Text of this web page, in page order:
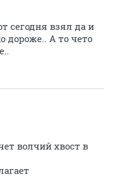
сегодня взял да и
дороже.. А то чето
волчий хвост в